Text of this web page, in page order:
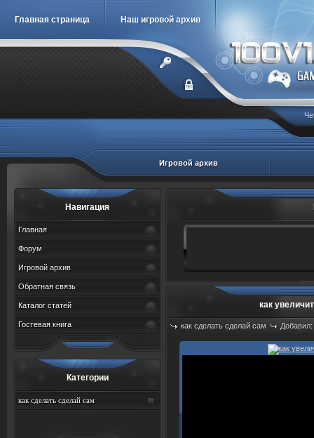
Главная страница Наш игровой архив
Игровой архив
Навигация
Главная
Форум
Игровой архив
Обратная связь
Каталог статей
Гостевая книга
Категории
как сделать сделай сам
как
как сделать сделай сам
Добавил:
Просмотров: 889